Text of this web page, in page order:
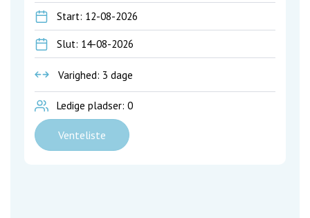
Start: 12-08-2026
Slut: 14-08-2026
Varighed: 3 dage
Ledige pladser: 0
Venteliste